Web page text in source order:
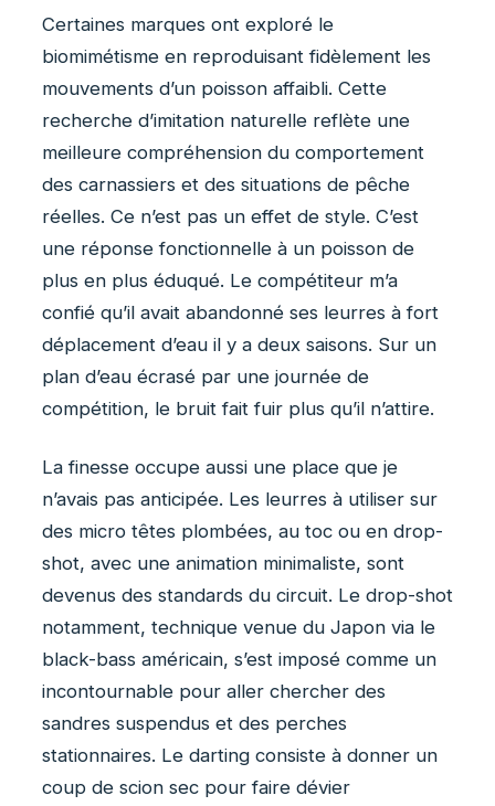
Certaines marques ont exploré le
biomimétisme en reproduisant fidèlement les
mouvements d’un poisson affaibli. Cette
recherche d’imitation naturelle reflète une
meilleure compréhension du comportement
des carnassiers et des situations de pêche
réelles. Ce n’est pas un effet de style. C’est
une réponse fonctionnelle à un poisson de
plus en plus éduqué. Le compétiteur m’a
confié qu’il avait abandonné ses leurres à fort
déplacement d’eau il y a deux saisons. Sur un
plan d’eau écrasé par une journée de
compétition, le bruit fait fuir plus qu’il n’attire.
La finesse occupe aussi une place que je
n’avais pas anticipée. Les leurres à utiliser sur
des micro têtes plombées, au toc ou en drop-
shot, avec une animation minimaliste, sont
devenus des standards du circuit. Le drop-shot
notamment, technique venue du Japon via le
black-bass américain, s’est imposé comme un
incontournable pour aller chercher des
sandres suspendus et des perches
stationnaires. Le darting consiste à donner un
coup de scion sec pour faire dévier